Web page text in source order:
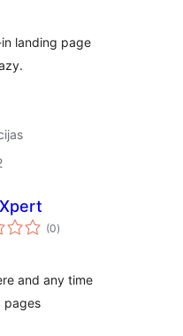
landing page
(0vērtējumu
kopsumma
)
and any time
pages